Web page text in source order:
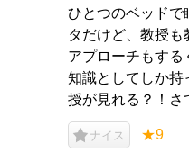
ひとつのベッド
タだけど、教授
アプローチもする
知識としてしか持
授が見れる？！さ
ナイス ★9